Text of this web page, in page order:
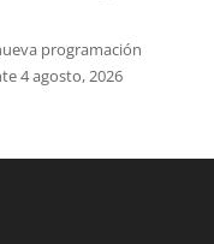
programación
4 agosto, 2026